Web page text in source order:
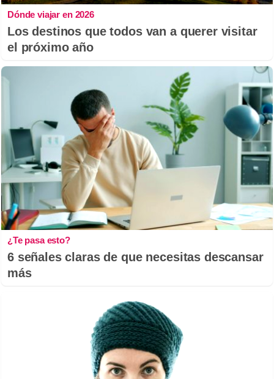
Dónde viajar en 2026
Los destinos que todos van a querer visitar
el próximo año
¿Te pasa esto?
6 señales claras de que necesitas descansar
más